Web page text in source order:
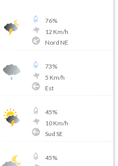
76%
12 Km/h
Nord NE
73%
5 Km/h
Est
45%
10Km/h
Sud SE
45%